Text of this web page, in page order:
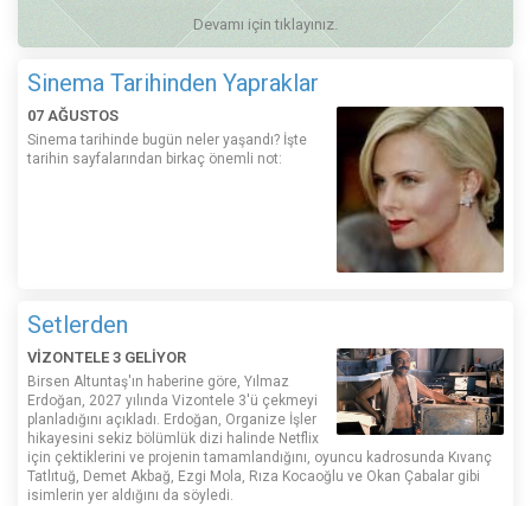
Devamı için tıklayınız.
Sinema Tarihinden Yapraklar
07 AĞUSTOS
Sinema tarihinde bugün neler yaşandı? İşte
tarihin sayfalarından birkaç önemli not:
Setlerden
VİZONTELE 3 GELİYOR
Birsen Altuntaş'ın haberine göre, Yılmaz
Erdoğan, 2027 yılında Vizontele 3'ü çekmeyi
planladığını açıkladı. Erdoğan, Organize İşler
hikayesini sekiz bölümlük dizi halinde Netflix
için çektiklerini ve projenin tamamlandığını, oyuncu kadrosunda Kıvanç
Tatlıtuğ, Demet Akbağ, Ezgi Mola, Rıza Kocaoğlu ve Okan Çabalar gibi
isimlerin yer aldığını da söyledi.